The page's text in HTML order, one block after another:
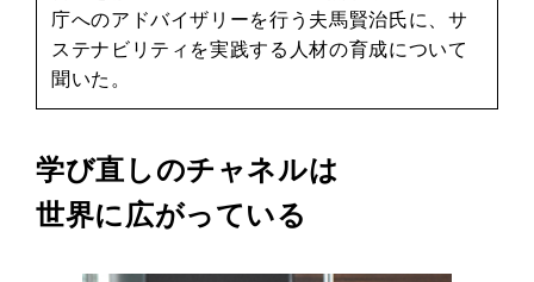
庁へのアドバイザリーを行う夫馬賢治氏に、サ
ステナビリティを実践する人材の育成について
聞いた。
学び直しのチャネルは
世界に広がっている